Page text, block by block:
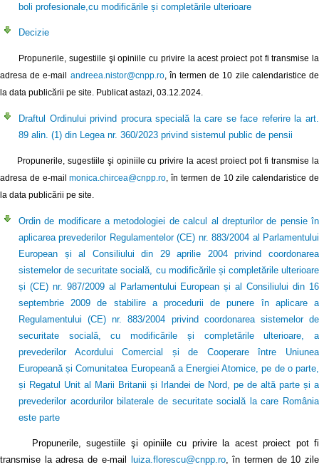
boli profesionale,cu modificările și completările ulterioare
Decizie
Propunerile, sugestiile şi opiniile cu privire la acest proiect pot fi transmise la
adresa de e-mail andreea.nistor@cnpp.ro, în termen de 10 zile calendaristice de
la data publicării pe site. Publicat astazi, 03.12.2024.
Draftul Ordinului privind procura specială la care se face referire la art.
89 alin. (1) din Legea nr. 360/2023 privind sistemul public de pensii
Propunerile, sugestiile şi opiniile cu privire la acest proiect pot fi transmise la
adresa de e-mailmonica.chircea@cnpp.ro, în termen de 10 zile calendaristice de
la data publicării pe site.
Ordin de modificare a metodologiei de calcul al drepturilor de pensie în
aplicarea prevederilor Regulamentelor (CE) nr. 883/2004 al Parlamentului
European și al Consiliului din 29 aprilie 2004 privind coordonarea
sistemelor de securitate socială, cu modificările și completările ulterioare
și (CE) nr. 987/2009 al Parlamentului European și al Consiliului din 16
septembrie 2009 de stabilire a procedurii de punere în aplicare a
Regulamentului (CE) nr. 883/2004 privind coordonarea sistemelor de
securitate socială, cu modificările și completările ulterioare, a
prevederilor Acordului Comercial și de Cooperare între Uniunea
Europeană și Comunitatea Europeană a Energiei Atomice, pe de o parte,
și Regatul Unit al Marii Britanii și Irlandei de Nord, pe de altă parte și a
prevederilor acordurilor bilaterale de securitate socială la care România
este parte
Propunerile, sugestiile şi opiniile cu privire la acest proiect pot fi
transmise la adresa de e-mail
luiza.florescu@cnpp.ro, în termen de 10 zile